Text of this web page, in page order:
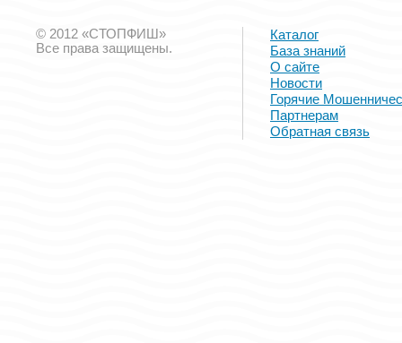
© 2012 «СТОПФИШ»
Все права защищены.
Каталог
База знаний
О сайте
Новости
Горячие
Партнерам
Обратная связь